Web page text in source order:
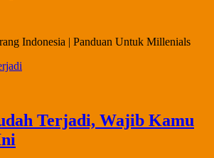
Indonesia | Panduan Untuk Millenials
Terjadi, Wajib Kamu